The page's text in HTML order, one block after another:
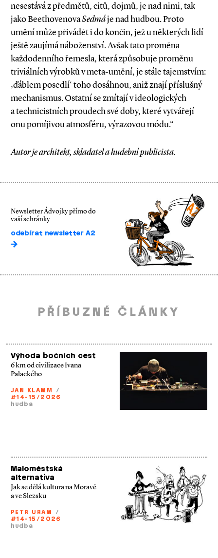
nesestává z předmětů, citů, dojmů, je nad nimi, tak
jako BeethovenovaSedmáje nad hudbou. Proto
umění může přivádět i do končin, jež u některých lidí
ještě zaujímá náboženství. Avšak tato proměna
každodenního řemesla, která způsobuje proměnu
triviálních výrobků v meta­-umění, je stále tajemstvím:
‚ďáblem posedlí‘ toho dosáhnou, aniž znají příslušný
mechanismus. Ostatní se zmítají v ideologických
a technicistních proudech své doby, které vytvářejí
onu pomíjivou atmosféru, výrazovou módu.“
Autor je architekt, skladatel a hudební publicista.
Newsletter Ádvojky přímo do
vaší schránky
odebírat newsletter A2
PŘÍBUZNÉ ČLÁNKY
Výhoda bočních cest
6 km od civilizace Ivana
Palackého
JAN KLAMM /
#14-15/2026
hudba
Maloměstská
alternativa
Jak se dělá kultura na Moravě
a ve Slezsku
PETR URAM /
#14-15/2026
hudba